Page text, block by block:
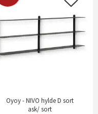
Oyoy - NIVO hylde D sort
ask/ sort